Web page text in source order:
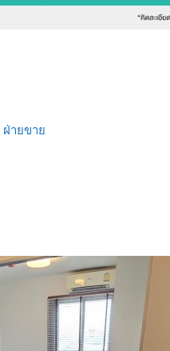
ฝ่ายขาย